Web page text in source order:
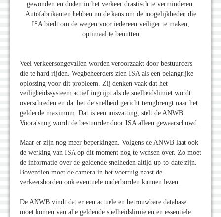
gewonden en doden in het verkeer drastisch te verminderen.
Autofabrikanten hebben nu de kans om de mogelijkheden die
ISA biedt om de wegen voor iedereen veiliger te maken,
optimaal te benutten
Veel verkeersongevallen worden veroorzaakt door bestuurders
die te hard rijden. Wegbeheerders zien ISA als een belangrijke
oplossing voor dit probleem. Zij denken vaak dat het
veiligheidssysteem actief ingrijpt als de snelheidslimiet wordt
overschreden en dat het de snelheid gericht terugbrengt naar het
geldende maximum. Dat is een misvatting, stelt de ANWB.
Vooralsnog wordt de bestuurder door ISA alleen gewaarschuwd.
Maar er zijn nog meer beperkingen. Volgens de ANWB laat ook
de werking van ISA op dit moment nog te wensen over. Zo moet
de informatie over de geldende snelheden altijd up-to-date zijn.
Bovendien moet de camera in het voertuig naast de
verkeersborden ook eventuele onderborden kunnen lezen.
De ANWB vindt dat er een actuele en betrouwbare database
moet komen van alle geldende snelheidslimieten en essentiële